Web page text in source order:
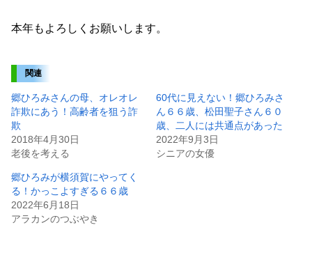
本年もよろしくお願いします。
関連
郷ひろみさんの母、オレオレ
詐欺にあう！高齢者を狙う詐
欺
2018年4月30日
老後を考える
60代に見えない！郷ひろみさ
ん６６歳、松田聖子さん６０
歳、二人には共通点があった
2022年9月3日
シニアの女優
郷ひろみが横須賀にやってく
る！かっこよすぎる６６歳
2022年6月18日
アラカンのつぶやき